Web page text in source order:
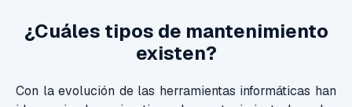
¿Cuáles tipos de mantenimiento
existen?
Con la evolución de las herramientas informáticas han